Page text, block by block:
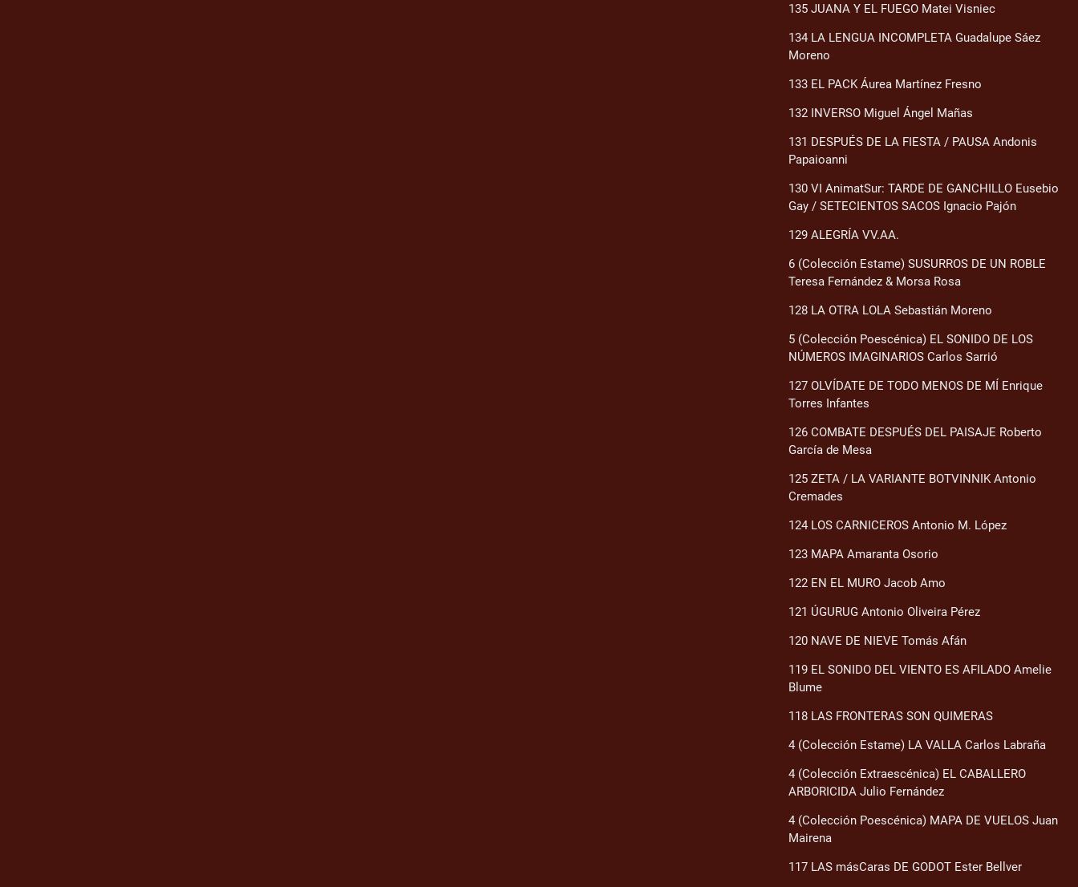
135 JUANA Y EL FUEGO Matei Visniec
134 LA LENGUA INCOMPLETA Guadalupe Sáez
Moreno
133 EL PACK Áurea Martínez Fresno
132 INVERSO Miguel Ángel Mañas
131 DESPUÉS DE LA FIESTA / PAUSA Andonis
Papaioanni
130 VI AnimatSur: TARDE DE GANCHILLO Eusebio
Gay / SETECIENTOS SACOS Ignacio Pajón
129 ALEGRÍA VV.AA.
6 (Colección Estame) SUSURROS DE UN ROBLE
Teresa Fernández & Morsa Rosa
128 LA OTRA LOLA Sebastián Moreno
5 (Colección Poescénica) EL SONIDO DE LOS
NÚMEROS IMAGINARIOS Carlos Sarrió
127 OLVÍDATE DE TODO MENOS DE MÍ Enrique
Torres Infantes
126 COMBATE DESPUÉS DEL PAISAJE Roberto
García de Mesa
125 ZETA / LA VARIANTE BOTVINNIK Antonio
Cremades
124 LOS CARNICEROS Antonio M. López
123 MAPA Amaranta Osorio
122 EN EL MURO Jacob Amo
121 ÚGURUG Antonio Oliveira Pérez
120 NAVE DE NIEVE Tomás Afán
119 EL SONIDO DEL VIENTO ES AFILADO Amelie
Blume
118 LAS FRONTERAS SON QUIMERAS
4 (Colección Estame) LA VALLA Carlos Labraña
4 (Colección Extraescénica) EL CABALLERO
ARBORICIDA Julio Fernández
4 (Colección Poescénica) MAPA DE VUELOS Juan
Mairena
117 LAS másCaras DE GODOT Ester Bellver